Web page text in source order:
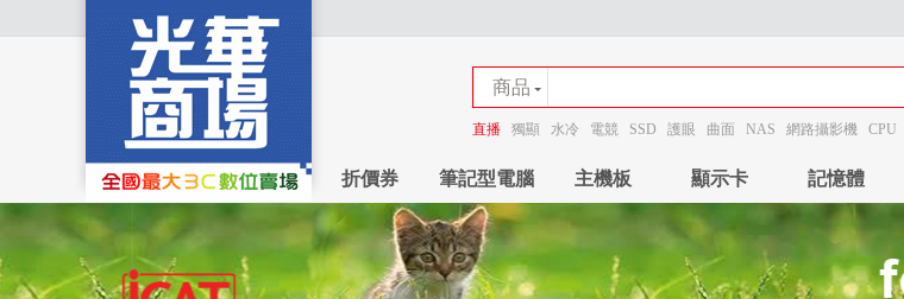
商品
商店
直播 獨顯 水冷 電競 SSD 護眼 曲面 NAS 網路攝影機 CPU
折價券 筆記型電腦 主機板 顯示卡 記憶體